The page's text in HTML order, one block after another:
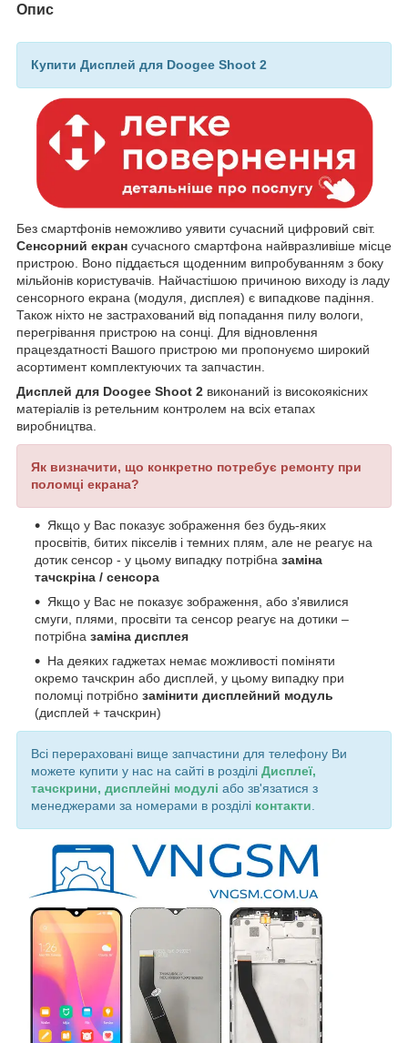
Опис
Купити Дисплей для Doogee Shoot 2
Без смартфонів неможливо уявити сучасний цифровий світ.
Сенсорний екран сучасного смартфона найвразливіше місце
пристрою. Воно піддається щоденним випробуванням з боку
мільйонів користувачів. Найчастішою причиною виходу із ладу
сенсорного екрана (модуля, дисплея) є випадкове падіння.
Також ніхто не застрахований від попадання пилу вологи,
перегрівання пристрою на сонці. Для відновлення
працездатності Вашого пристрою ми пропонуємо широкий
асортимент комплектуючих та запчастин.
Дисплей для Doogee Shoot 2 виконаний із високоякісних
матеріалів із ретельним контролем на всіх етапах
виробництва.
Як визначити, що конкретно потребує ремонту при
поломці екрана?
Якщо у Вас показує зображення без будь-яких
просвітів, битих пікселів і темних плям, але не реагує на
дотик сенсор - у цьому випадку потрібна заміна
тачскріна / сенсора
Якщо у Вас не показує зображення, або з'явилися
смуги, плями, просвіти та сенсор реагує на дотики –
потрібна заміна дисплея
На деяких гаджетах немає можливості поміняти
окремо тачскрин або дисплей, у цьому випадку при
поломці потрібно замінити дисплейний модуль
(дисплей + тачскрин)
Всі перераховані вище запчастини для телефону Ви
можете купити у нас на сайті в розділі Дисплеї,
тачскрини, дисплейні модулі або зв'язатися з
менеджерами за номерами в розділі контакти